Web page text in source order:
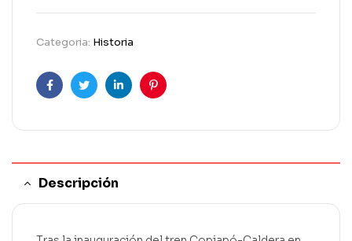
Categoria: Historia
FacebookTwitterLinkedinPinterest
Descripción